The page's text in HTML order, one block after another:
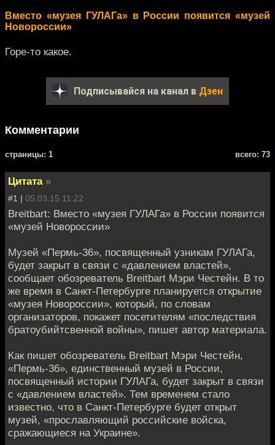
Вместо «музея ГУЛАГа» в России появится «музей
Новороссии»
Горе-то какое.
Подписывайся на канал в Дзен
Комментарии
cтраницы: 1 всего: 73
Цитата »
#1 | 05.03.15 11:22
Breitbart: Вместо «музея ГУЛАГа» в России появится
«музей Новороссии»
Музей «Пермь-36», посвященный узникам ГУЛАГа,
будет закрыт в связи с «давлением властей»,
сообщает обозреватель Breitbart Мэри Честейн. В то
же время в Санкт-Петербурге планируется открытие
«музея Новороссии», который, по словам
организаторов, покажет посетителям «последствия
братоубийтсвенной войны», пишет автор материала.
Как пишет обозреватель Breitbart Мэри Честейн,
«Пермь-36», единственный музей в России,
посвященный истории ГУЛАГа, будет закрыт в связи
с «давлением властей». Тем временем стало
известно, что в Санкт-Петербурге будет открыт
музей, «прославляющий российские войска,
сражающиеся на Украине».